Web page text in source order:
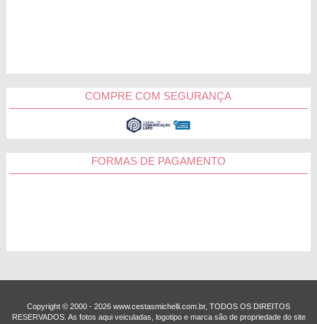
COMPRE COM SEGURANÇA
FORMAS DE PAGAMENTO
Copyright © 2000 - ­2026 www.cestasmichelli.com.br, TODOS OS DIREITOS
RESERVADOS. As fotos aqui veiculadas, logotipo e marca são de propriedade do site